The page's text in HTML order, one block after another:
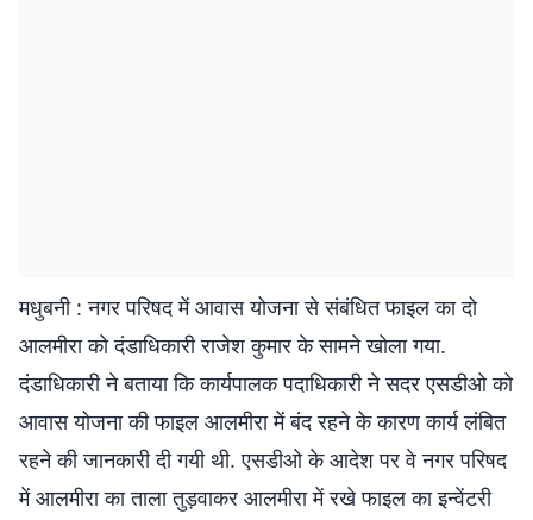
मधुबनी : नगर परिषद में आवास योजना से संबंधित फाइल का दो
आलमीरा को दंडाधिकारी राजेश कुमार के सामने खोला गया.
दंडाधिकारी ने बताया कि कार्यपालक पदाधिकारी ने सदर एसडीओ को
आवास योजना की फाइल आलमीरा में बंद रहने के कारण कार्य लंबित
रहने की जानकारी दी गयी थी. एसडीओ के आदेश पर वे नगर परिषद
में आलमीरा का ताला तुड़वाकर आलमीरा में रखे फाइल का इन्वेंटरी